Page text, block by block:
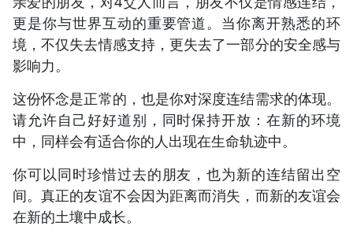
更是你与世界互动的重要管道。当你离开熟悉的环
境，不仅失去情感支持，更失去了一部分的安全感与
影响力。
这份怀念是正常的，也是你对深度连结需求的体现。
请允许自己好好道别，同时保持开放：在新的环境
中，同样会有适合你的人出现在生命轨迹中。
你可以同时珍惜过去的朋友，也为新的连结留出空
间。真正的友谊不会因为距离而消失，而新的友谊会
在新的土壤中成长。